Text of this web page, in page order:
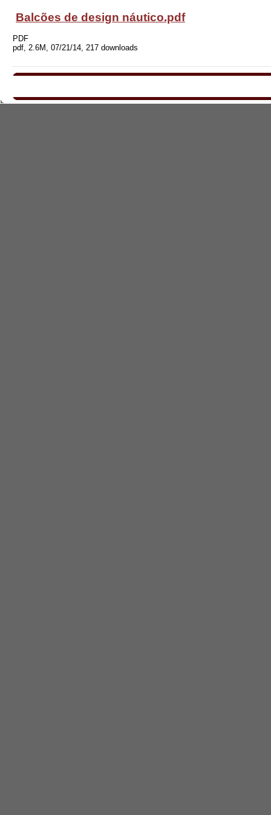
Balcões de design náutico.pdf
PDF
pdf, 2.6M, 07/21/14, 217 downloads